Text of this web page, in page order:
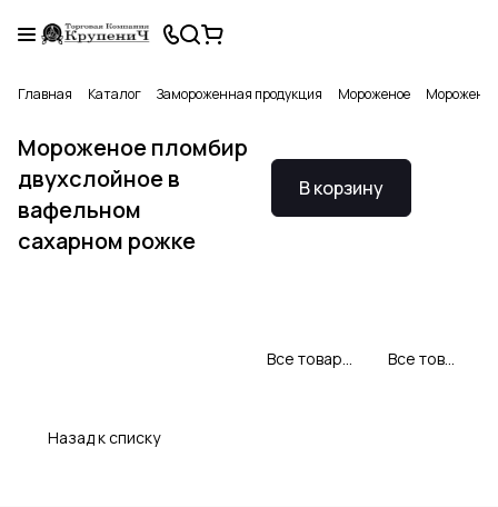
Главная Каталог Замороженная продукция Мороженое
Мороженое пломбир
двухслойное в
вафельном
сахарном рожке
В корзину
Все товары Свитлогорье Все товары категории
Назад к списку